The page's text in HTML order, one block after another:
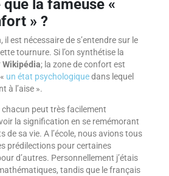
que la fameuse «
» ?
il est nécessaire de s’entendre sur le
tournure. Si l’on synthétise la
Wikipédia; la zone de confort est
un état psychologiquedans lequel
à l’aise ».
chacun peut très facilement
la signification en se remémorant
de sa vie. A l’école, nous avions tous
prédilections pour certaines
d’autres. Personnellement j’étais
tandis que le français